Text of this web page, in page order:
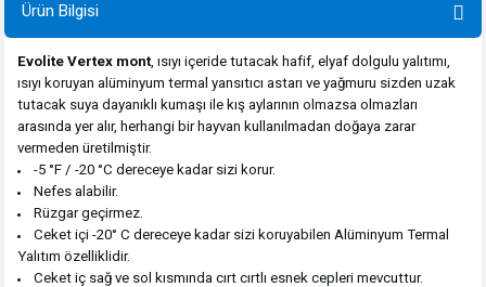
Ürün Bilgisi
Evolite Vertex mont, ısıyı içeride tutacak hafif, elyaf dolgulu yalıtımı,
ısıyı koruyan alüminyum termal yansıtıcı astarı ve yağmuru sizden uzak
tutacak suya dayanıklı kumaşı ile kış aylarının olmazsa olmazları
arasında yer alır, herhangi bir hayvan kullanılmadan doğaya zarar
vermeden üretilmiştir.
-5 °F / -20 °C dereceye kadar sizi korur.
Nefes alabilir.
Rüzgar geçirmez.
Ceket içi -20° C dereceye kadar sizi koruyabilen Alüminyum Termal
Yalıtım özelliklidir.
Ceket iç sağ ve sol kısmında cırt cırtlı esnek cepleri mevcuttur.